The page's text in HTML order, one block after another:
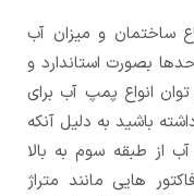
ساختمان و میزان آب
بصورت استاندارد و
انواع پمپ آب برای
داشته باشید به دلیل آنکه
از طبقه سوم به بالا
هایی مانند متراژ